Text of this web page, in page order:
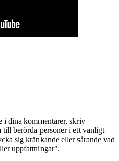
i dina kommentarer, skriv
till berörda personer i ett vanligt
sig kränkande eller sårande vad
uppfattningar".